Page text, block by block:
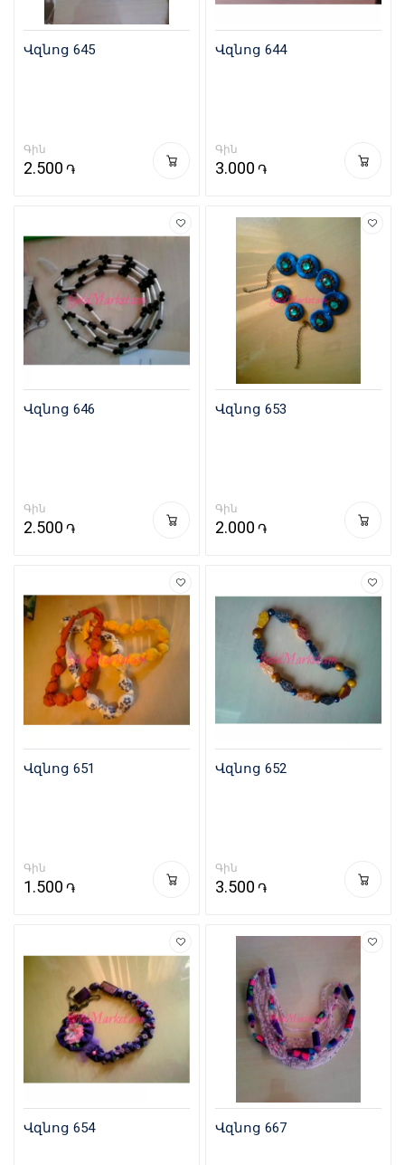
Վզնոց 645
Գին
2.500 ֏
Վզնոց 644
Գին
3.000 ֏
Վզնոց 646
Գին
2.500 ֏
Վզնոց 653
Գին
2.000 ֏
Վզնոց 651
Գին
1.500 ֏
Վզնոց 652
Գին
3.500 ֏
Վզնոց 654 Վզնոց 667